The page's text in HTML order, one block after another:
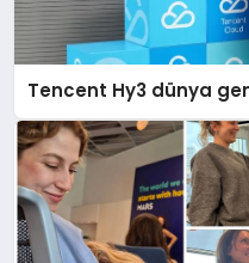
Tencent Hy3 dünya